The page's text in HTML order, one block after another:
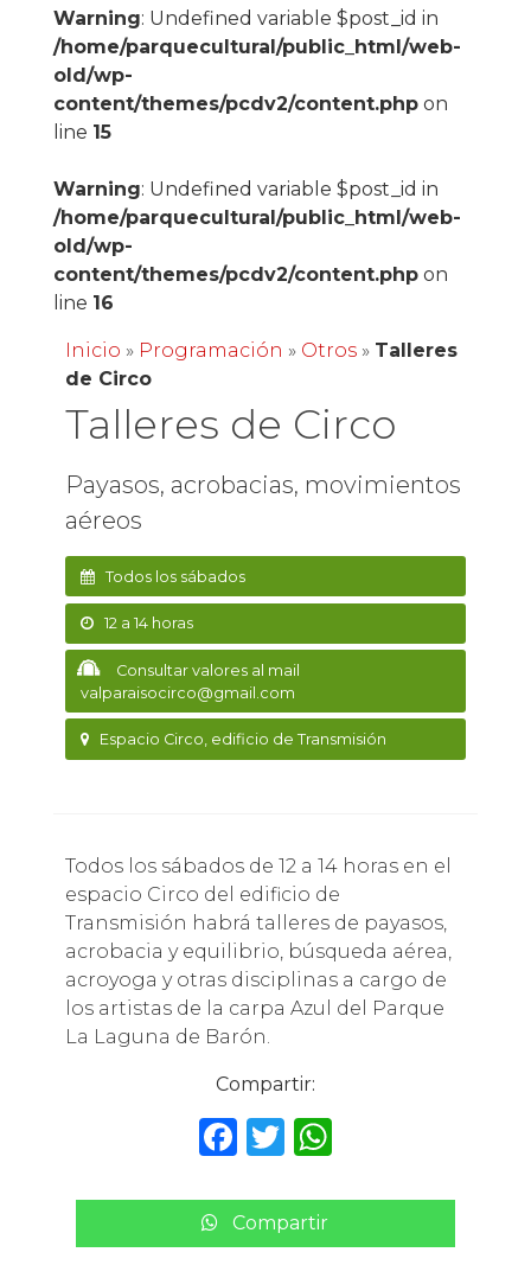
Warning: Undefined variable $post_id in
/home/parquecultural/public_html/web-
old/wp-
content/themes/pcdv2/content.phpon
line 15
Warning: Undefined variable $post_id in
/home/parquecultural/public_html/web-
old/wp-
content/themes/pcdv2/content.phpon
line 16
Inicio » Programación » Otros» Talleres
de Circo
Talleres de Circo
Payasos, acrobacias, movimientos
aéreos
Todos los sábados
12 a 14 horas
Consultar valores al mail
valparaisocirco@gmail.com
Espacio Circo, edificio de Transmisión
Todos los sábados de 12 a 14 horas en el
espacio Circo del edificio de
Transmisión habrá talleres de payasos,
acrobacia y equilibrio, búsqueda aérea,
acroyoga y otras disciplinas a cargo de
los artistas de la carpa Azul del Parque
La Laguna de Barón.
Compartir:
F
c
e
T
it
te
W
a
ts
Compartir